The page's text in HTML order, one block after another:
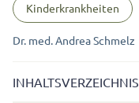
Kinderkrankheiten
Dr. med. Andrea Schmelz
INHALTSVERZEICHNIS